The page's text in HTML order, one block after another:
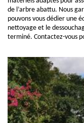
de l’arbre abattu. Nous
pouvons vous dédier une
nettoyage et le
terminé. Contactez-vous